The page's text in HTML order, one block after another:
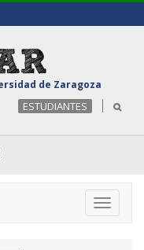
de Zaragoza
ESTUDIANTES
Toggle